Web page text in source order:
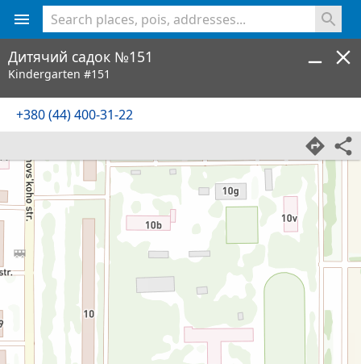
Дитячий садок №151
Kindergarten #151
+380 (44) 400-31-22
<% console.log(hcard) %>